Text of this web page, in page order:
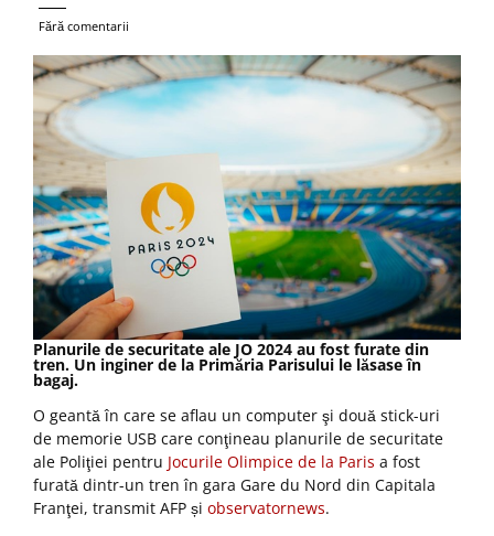
Fără comentarii
Planurile de securitate ale JO 2024 au fost furate din
tren. Un inginer de la Primăria Parisului le lăsase în
bagaj.
O geantă în care se aflau un computer şi două stick-uri
de memorie USB care conţineau planurile de securitate
ale Poliţiei pentru Jocurile Olimpice de la Paris a fost
furată dintr-un tren în gara Gare du Nord din Capitala
Franţei, transmit AFP și observatornews.